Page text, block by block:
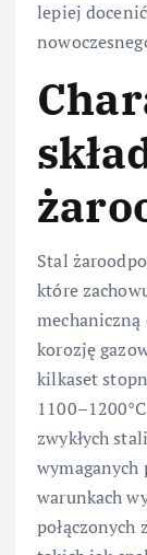
lepiej
Stal
które
korozję
kilkaset
zwykłych
wymaganych
warunkach
połączonych